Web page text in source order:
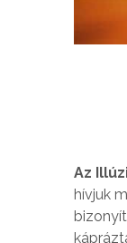
Az
hívjuk